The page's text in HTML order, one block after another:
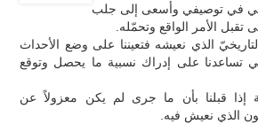
في توصيفي وأسعى إلى جلب
تقبل الأمر الواقع وتحمّله.
الذي نعيشه فتعيننا على وضع الأحداث
تساعدنا على إدراك نسبية ما يحصل وتوقع
إذا قبلنا بأن ما جرى لم يكن معزولاً عن
الذي نعيش فيه.